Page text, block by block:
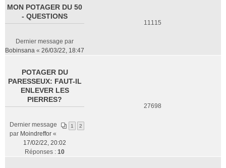
MON POTAGER DU 50
- QUESTIONS
Dernier message par
Bobinsana « 26/03/22, 18:47
11115
POTAGER DU
PARESSEUX: FAUT-IL
ENLEVER LES
PIERRES?
1 2
Dernier message
par Moindreffor «
17/02/22, 20:02
Réponses : 10
27698